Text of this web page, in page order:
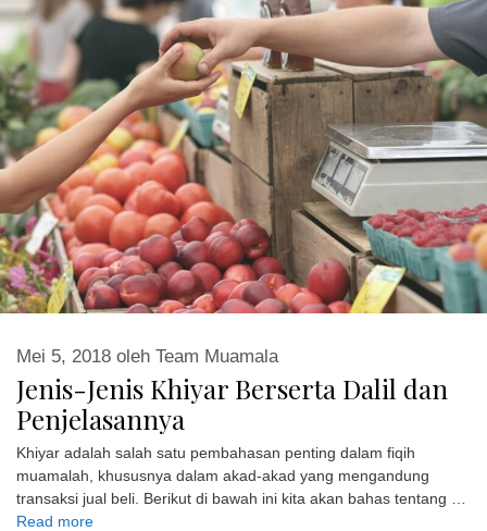
Jenis-Jenis Khiyar Berserta Dalil dan
Penjelasannya
Mei 5, 2018 oleh Team Muamala
Khiyar adalah salah satu pembahasan penting dalam fiqih
muamalah, khususnya dalam akad-akad yang mengandung
transaksi jual beli. Berikut di bawah ini kita akan bahas tentang …
Read more